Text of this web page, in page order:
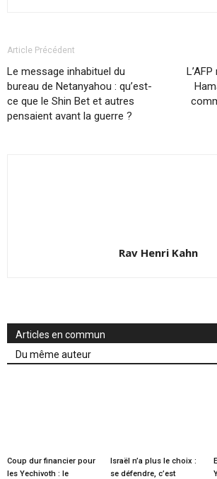
Article Précédent
Le message inhabituel du
bureau de Netanyahou : qu’est-
ce que le Shin Bet et autres
pensaient avant la guerre ?
Rav Henri Kahn
Articles en commun
Du même auteur
Coup dur financier pour
les Yechivoth : le
Israël n’a plus le choix :
se défendre, c’est